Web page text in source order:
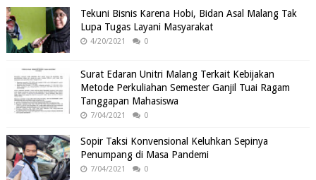
Tekuni Bisnis Karena Hobi, Bidan Asal Malang Tak
Lupa Tugas Layani Masyarakat
4/20/2021 0
Surat Edaran Unitri Malang Terkait Kebijakan
Metode Perkuliahan Semester Ganjil Tuai Ragam
Tanggapan Mahasiswa
7/04/2021 0
Sopir Taksi Konvensional Keluhkan Sepinya
Penumpang di Masa Pandemi
7/04/2021 0